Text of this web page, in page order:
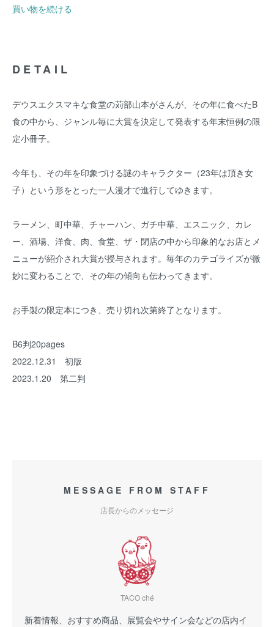
買い物を続ける
DETAIL
デウスエクスマキな食堂の苅部山本がさんが、その年に食べたB
食の中から、ジャンル毎に大賞を決定して発表する年末恒例の限
定小冊子。
今年も、その年を印象づける謎のキャラクター（23年は頂き女
子）という形をとった一人漫才で進行してゆきます。
ラーメン、町中華、チャーハン、ガチ中華、エスニック、カレ
ー、酒場、洋食、肉、食堂、ザ・閉店の中から印象的なお店とメ
ニューが紹介され大賞が授与されます。毎年のカテゴライズが微
妙に変わることで、その年の傾向も伝わってきます。
お手製の限定本につき、売り切れ次第終了となります。
B6判20pages
2022.12.31 初版
2023.1.20 第二判
MESSAGE FROM STAFF
店長からのメッセージ
TACO ché
新着情報、おすすめ商品、展覧会やサイン会などの店内イ